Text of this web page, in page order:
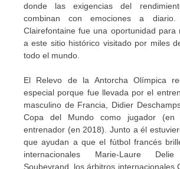
donde las exigencias del
combinan con emociones a
Clairefontaine fue una oportunidad para
a este sitio histórico visitado por miles
todo el mundo.
El Relevo de la Antorcha Olímpica
especial porque fue llevada por el
masculino de Francia, Didier
Copa del Mundo como jugador
entrenador (en 2018). Junto a él
que ayudan a que el fútbol francés
internacionales Marie-Laure
Soubeyrand, los árbitros internacionales